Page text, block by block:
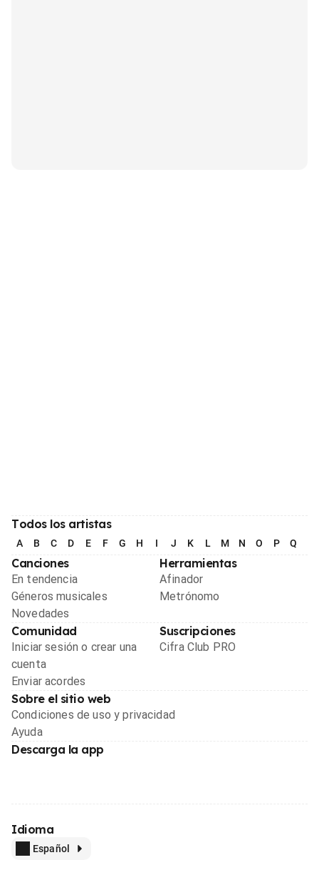
Todos los artistas
A B C D E F G H I J K L M N O P Q
Canciones
En tendencia
Géneros musicales
Novedades
Herramientas
Afinador
Metrónomo
Comunidad
Iniciar sesión o crear una
cuenta
Enviar acordes
Suscripciones
Cifra Club PRO
Sobre el sitio web
Condiciones de uso y privacidad
Ayuda
Descarga la app
Idioma
Español